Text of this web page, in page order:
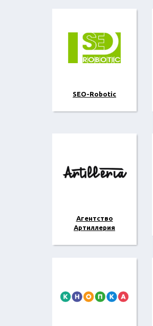
SEO-Robotic
Агентство
Артиллерия